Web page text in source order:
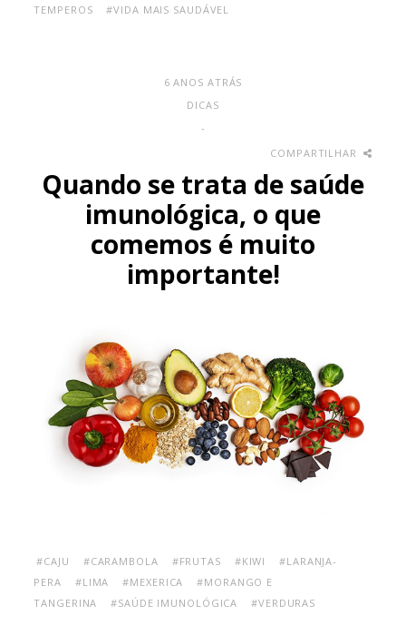
TEMPEROS
#VIDA MAIS SAUDÁVEL
6 ANOS ATRÁS
DICAS
-
COMPARTILHAR
Quando se trata de saúde
imunológica, o que
comemos é muito
importante!
#CAJU #CARAMBOLA #FRUTAS #KIWI
#LARANJA-
PERA
#LIMA #MEXERICA
#MORANGO E
TANGERINA
#SAÚDE IMUNOLÓGICA #VERDURAS